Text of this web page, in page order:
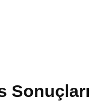
Sonuçları